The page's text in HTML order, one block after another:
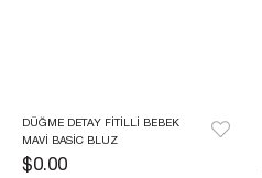
DÜĞME DETAY FITILLI BEBEK
MAVI BASIC BLUZ
$0.00